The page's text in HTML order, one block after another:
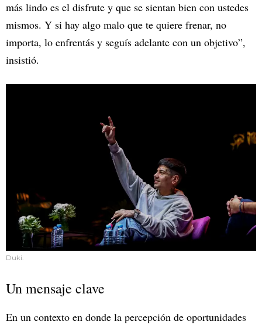
más lindo es el disfrute y que se sientan bien con ustedes
mismos. Y si hay algo malo que te quiere frenar, no
importa, lo enfrentás y seguís adelante con un objetivo”,
insistió.
Duki.
Un mensaje clave
En un contexto en donde la percepción de oportunidades